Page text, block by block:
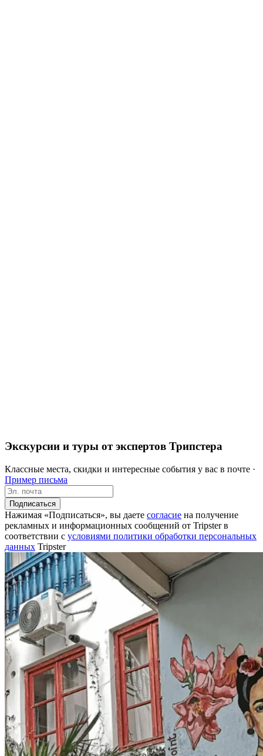
Экскурсии и туры от экспертов Трипстера
Классные места, скидки и интересные события у вас в почте ·
Пример письма
Подписаться
Нажимая «Подписаться», вы даете согласие на получение
рекламных и информационных сообщений от Tripster в
соответствии c условиями политики обработки персональных
данных Tripster